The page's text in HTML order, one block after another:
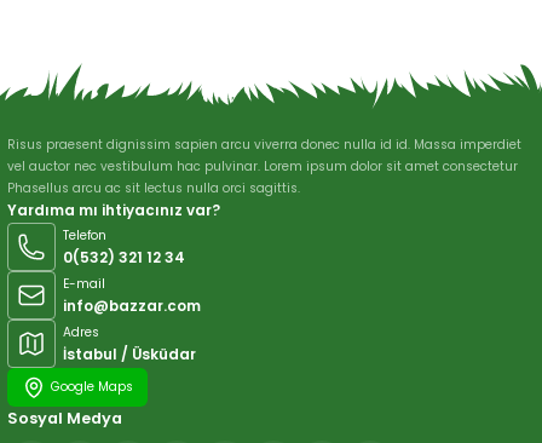
Gönder
Risus praesent dignissim sapien arcu viverra donec nulla id id. Massa imperdiet
vel auctor nec vestibulum hac pulvinar. Lorem ipsum dolor sit amet consectetur
Phasellus arcu ac sit lectus nulla orci sagittis.
Yardıma mı ihtiyacınız var?
Telefon
0(532) 321 12 34
E-mail
info@bazzar.com
Adres
İstabul / Üsküdar
Google Maps
Sosyal Medya